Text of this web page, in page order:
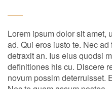
Lorem ipsum dolor sit amet,
ad. Qui eros iusto te. Nec
detraxit an. Ius eius quodsi
definitiones his cu. Discere
novum possim deterruisset.